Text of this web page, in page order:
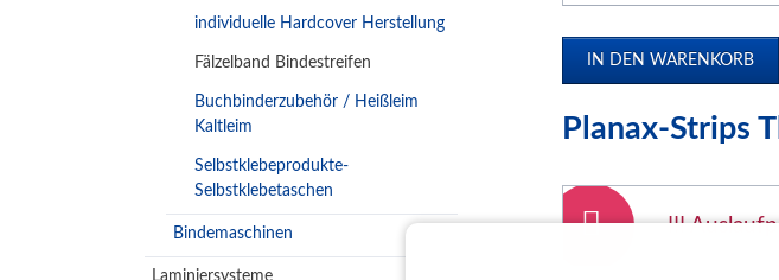
Präge- und Foliendrucker
Verpackungssysteme
IDEAL Luftreiniger
Planax-Strips
!!!
individuelle Hardcover Herstellung
Fälzelband Bindestreifen
Buchbinderzubehör / Heißleim
Kaltleim
Selbstklebeprodukte-
Selbstklebetaschen
Bindemaschinen